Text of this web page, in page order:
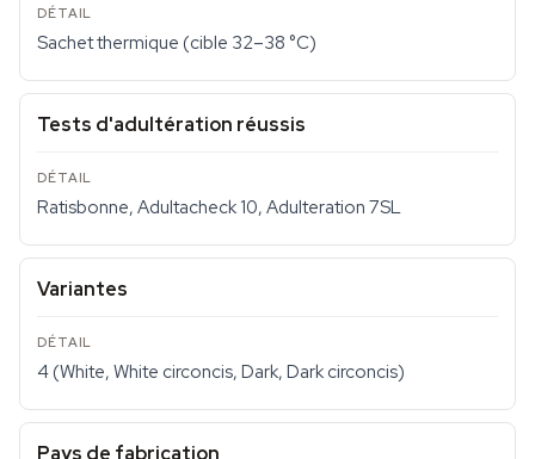
Sachet thermique (cible 32–38 °C)
Tests d'adultération réussis
Ratisbonne, Adultacheck 10, Adulteration 7SL
Variantes
4 (White, White circoncis, Dark, Dark circoncis)
Pays de fabrication